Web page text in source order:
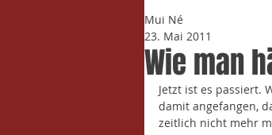
Wie man
Mui Né
23. Mai 2011
Jetzt ist es passiert.
damit angefangen,
zeitlich nicht mehr